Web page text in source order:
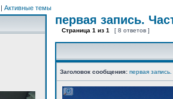
| Активные темы
первая запись.
Страница 1 из 1 [ 8 ответов ]
Заголовок сообщения: первая